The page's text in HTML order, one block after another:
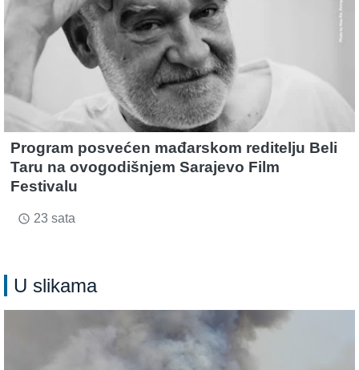
Program posvećen mađarskom reditelju Beli
Taru na ovogodišnjem Sarajevo Film
Festivalu
access_time 23 sata
U slikama